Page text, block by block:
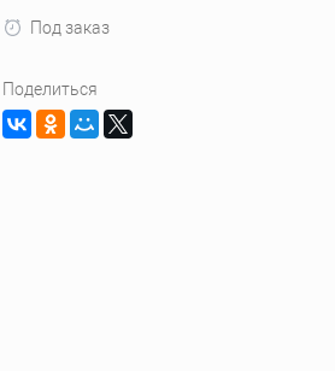
Под заказ
Поделиться